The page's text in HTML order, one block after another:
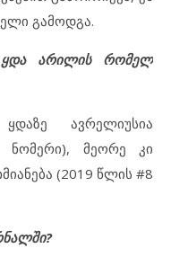
გამოდგა.
ყდა არილის რომელ
ავრელიუსია
მეორე კი
(2019 წლის #8